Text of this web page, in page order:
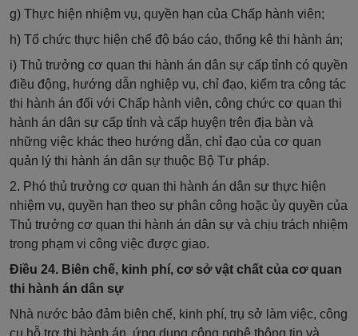
g) Thực hiện nhiệm vụ, quyền hạn của Chấp hành viên;
h) Tổ chức thực hiện chế độ báo cáo, thống kê thi hành án;
i) Thủ trưởng cơ quan thi hành án dân sự cấp tỉnh có quyền
điều động, hướng dẫn nghiệp vụ, chỉ đạo, kiểm tra công tác
thi hành án đối với Chấp hành viên, công chức cơ quan thi
hành án dân sự cấp tỉnh và cấp huyện trên địa bàn và
những việc khác theo hướng dẫn, chỉ đạo của cơ quan
quản lý thi hành án dân sự thuộc Bộ Tư pháp.
2. Phó thủ trưởng cơ quan thi hành án dân sự thực hiện
nhiệm vụ, quyền hạn theo sự phân công hoặc ủy quyền của
Thủ trưởng cơ quan thi hành án dân sự và chịu trách nhiệm
trong phạm vi công việc được giao.
Điều 24. Biên chế, kinh phí, cơ sở vật chất của cơ quan
thi hành án dân sự
Nhà nước bảo đảm biên chế, kinh phí, trụ sở làm việc, công
cụ hỗ trợ thi hành án, ứng dụng công nghệ thông tin và